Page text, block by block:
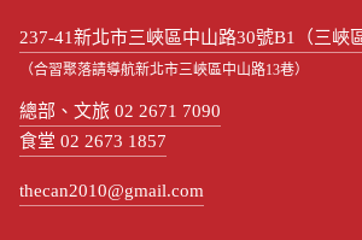
237-41新北市三峽區中山路30號B1（三峽
（合習聚落請導航新北市三峽區中山路13巷）
總部、文旅 02 2671 7090
食堂 02 2673 1857
thecan2010@gmail.com